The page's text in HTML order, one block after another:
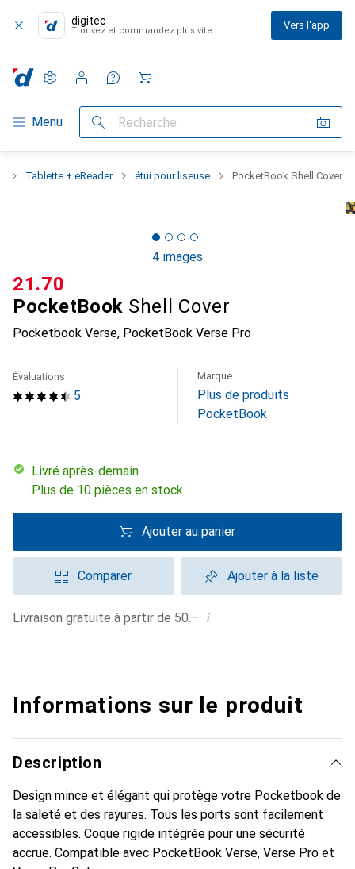
digitec
Trouvez et commandez plus vite Vers l'app
Navigation par catégorie
Menu Recherche
Paramètres
Compte client
Listes de comparaison
Listes d'envies
Panier
Tablette + eReader étui pour liseuse PocketBook Shell Cover
4 images
PocketBook Shell Cover
Pocketbook Verse, PocketBook Verse Pro
CHF
21.70
5
Évaluations Marque
Plus de produits
PocketBook
Livré après-demain
Plus de 10 pièces en stock
Ajouter au panier
Comparer Ajouter à la liste
Livraison gratuite à partir de 50.– i
Informations sur le produit
Description
Design mince et élégant qui protège votre Pocketbook de
la saleté et des rayures. Tous les ports sont facilement
accessibles. Coque rigide intégrée pour une sécurité
accrue. Compatible avec PocketBook Verse, Verse Pro et